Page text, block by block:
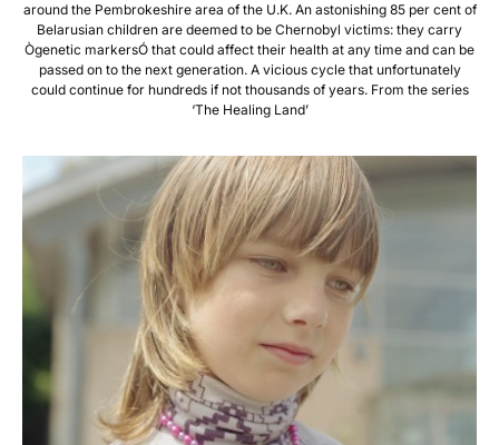
around the Pembrokeshire area of the U.K. An astonishing 85 per cent of
Belarusian children are deemed to be Chernobyl victims: they carry
Ògenetic markersÓ that could affect their health at any time and can be
passed on to the next generation. A vicious cycle that unfortunately
could continue for hundreds if not thousands of years. From the series
‘The Healing Land’